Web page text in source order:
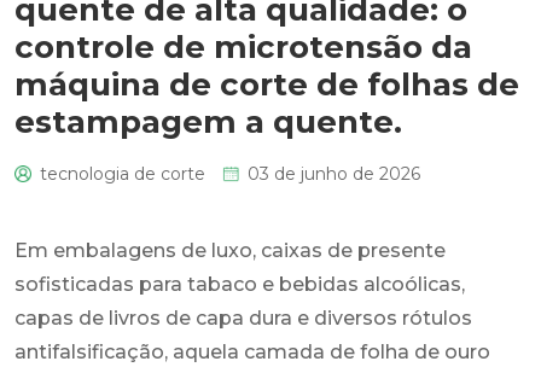
quente de alta qualidade: o
controle de microtensão da
máquina de corte de folhas de
estampagem a quente.
tecnologia de corte 03 de junho de 2026
Em embalagens de luxo, caixas de presente
sofisticadas para tabaco e bebidas alcoólicas,
capas de livros de capa dura e diversos rótulos
antifalsificação, aquela camada de folha de ouro